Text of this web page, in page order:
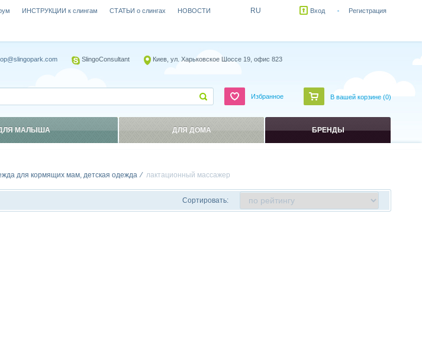
для кормящих мам, детская одежда лактационный массажер
Сортировать:
ИНСТРУКЦИИ к слингам СТАТЬИ о слингах НОВОСТИ RU Вход Регистрация
SlingoConsultant Киев, ул. Харьковское Шоссе 19, офис 823
Избранное В вашей корзине (0)
МАЛЫША ДЛЯ ДОМА БРЕНДЫ